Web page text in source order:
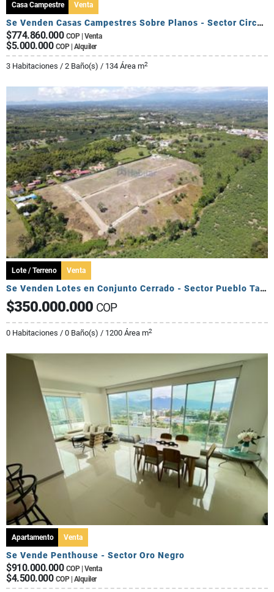
Casa Campestre Venta
Se Venden Casas Campestres Sobre Planos - Sector Circasia
$774.860.000 COP | Venta
$5.000.000 COP | Alquiler
3 Habitaciones / 2 Baño(s) / 134 Área m2
Lote / Terreno Venta
Se Venden Lotes en Conjunto Cerrado - Sector Pueblo Tapado
$350.000.000 COP
0 Habitaciones / 0 Baño(s) / 1200 Área m2
Apartamento Venta
Se Vende Penthouse - Sector Oro Negro
$910.000.000 COP | Venta
$4.500.000 COP | Alquiler